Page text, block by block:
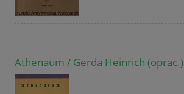
Athenaum / Gerda Heinrich (oprac.)